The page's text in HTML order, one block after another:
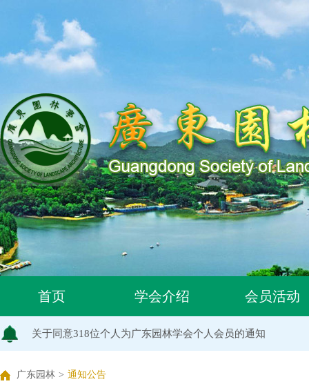
首页 学会介绍 会员活动
关于同意96位个人为广东园林学会个人会员的通知
广东园林 > 通知公告